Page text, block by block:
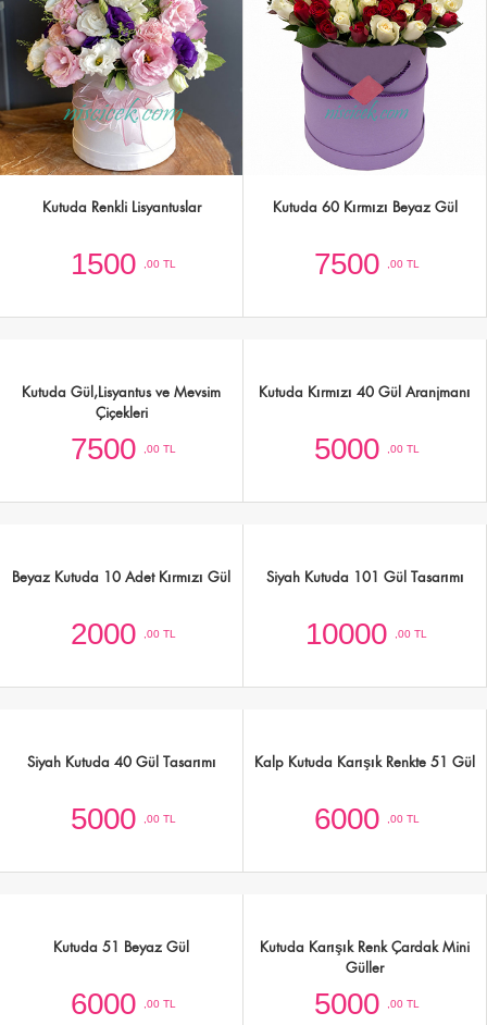
Kutuda Renkli Lisyantuslar
1500 ,00 TL
Kutuda 60 Kırmızı Beyaz Gül
7500 ,00 TL
Kutuda Gül,Lisyantus ve Mevsim
Çiçekleri
7500 ,00 TL
Kutuda Kırmızı 40 Gül Aranjmanı
5000 ,00 TL
Beyaz Kutuda 10 Adet Kırmızı Gül
2000 ,00 TL
Siyah Kutuda 101 Gül Tasarımı
10000 ,00 TL
Siyah Kutuda 40 Gül Tasarımı
5000 ,00 TL
Kalp Kutuda Karışık Renkte 51 Gül
6000 ,00 TL
Kutuda 51 Beyaz Gül
6000 ,00 TL
Kutuda Karışık Renk Çardak Mini
Güller
5000 ,00 TL